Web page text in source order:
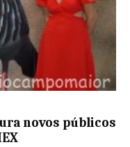
novos públicos